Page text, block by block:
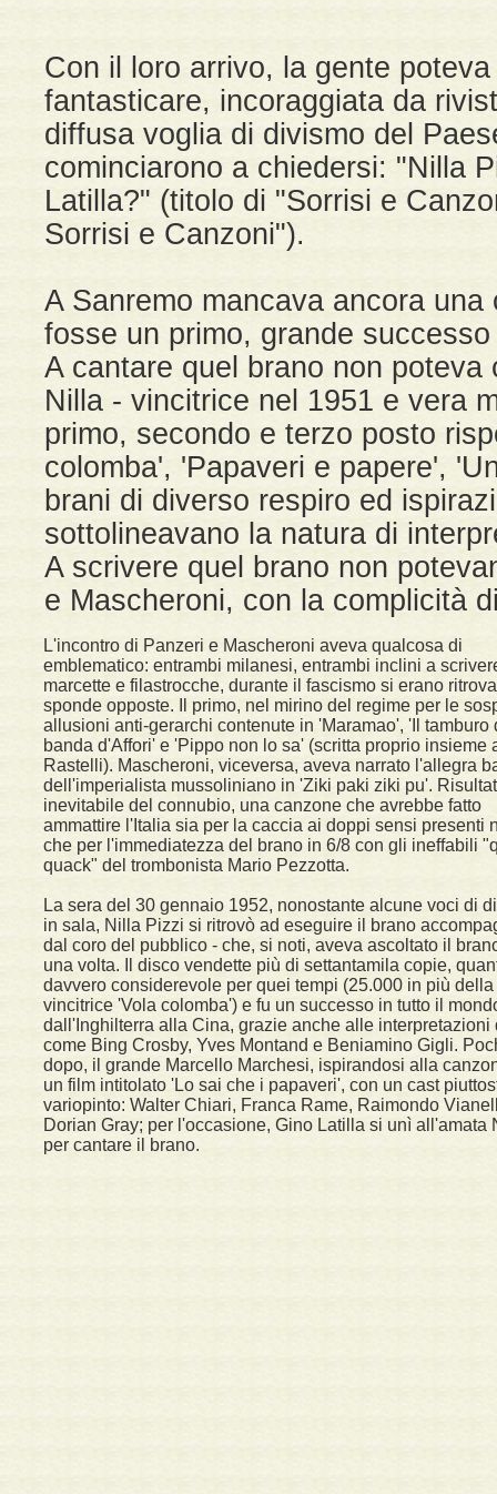
Con il loro arrivo, la gente
fantasticare, incoraggiata da
diffusa voglia di divismo del
cominciarono a chiedersi: "Nilla
Latilla?" (titolo di "Sorrisi e
Sorrisi e Canzoni").
A Sanremo mancava ancora
fosse un primo, grande
A cantare quel brano non poteva
Nilla - vincitrice nel 1951 e vera
primo, secondo e terzo posto
colomba', 'Papaveri e papere',
brani di diverso respiro ed
sottolineavano la natura di
A scrivere quel brano non
e Mascheroni, con la complicità
L'incontro di Panzeri e Mascheroni aveva qualcosa di
emblematico: entrambi milanesi, entrambi inclini a
marcette e filastrocche, durante il fascismo si erano
sponde opposte. Il primo, nel mirino del regime per le
allusioni anti-gerarchi contenute in 'Maramao', 'Il tamburo
banda d'Affori' e 'Pippo non lo sa' (scritta proprio insieme
Rastelli). Mascheroni, viceversa, aveva narrato l'allegra
dell'imperialista mussoliniano in 'Ziki paki ziki pu'.
inevitabile del connubio, una canzone che avrebbe fatto
ammattire l'Italia sia per la caccia ai doppi sensi presenti
che per l'immediatezza del brano in 6/8 con gli ineffabili
quack" del trombonista Mario Pezzotta.
La sera del 30 gennaio 1952, nonostante alcune voci di
in sala, Nilla Pizzi si ritrovò ad eseguire il brano
dal coro del pubblico - che, si noti, aveva ascoltato il
una volta. Il disco vendette più di settantamila copie,
davvero considerevole per quei tempi (25.000 in più della
vincitrice 'Vola colomba') e fu un successo in tutto il
dall'Inghilterra alla Cina, grazie anche alle interpretazioni
come Bing Crosby, Yves Montand e Beniamino Gigli.
dopo, il grande Marcello Marchesi, ispirandosi alla
un film intitolato 'Lo sai che i papaveri', con un cast
variopinto: Walter Chiari, Franca Rame, Raimondo
Dorian Gray; per l'occasione, Gino Latilla si unì all'amata
per cantare il brano.